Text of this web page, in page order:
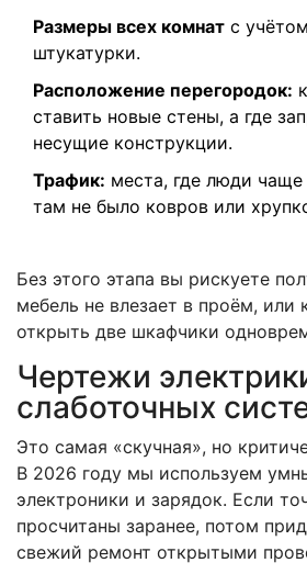
Размеры всех комнат с
штукатурки.
Расположение перегородок:
ставить новые стены, а где
несущие конструкции.
Трафик: места, где люди чаще
там не было ковров или
Без этого этапа вы рискуете
мебель не влезает в проём, или
открыть две шкафчики
Чертежи
слаботочных
Это самая «скучная», но
В 2026 году мы используем
электроники и зарядок. Если
просчитаны заранее, потом
свежий ремонт открытыми